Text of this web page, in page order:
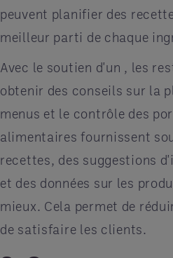
peuvent planifier des
meilleur parti de chaque
Avec le soutien d'un , les
obtenir des conseils sur la
menus et le contrôle des
alimentaires fournissent
recettes, des suggestions
et des données sur les
mieux. Cela permet de
de satisfaire les clients.